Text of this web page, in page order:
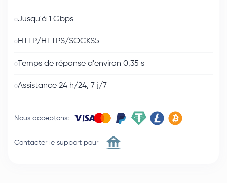
Jusqu'à 1 Gbps
HTTP/HTTPS/SOCKS5
Temps de réponse d'environ 0,35 s
Assistance 24 h/24, 7 j/7
Nous acceptons:
Contacter le support pour